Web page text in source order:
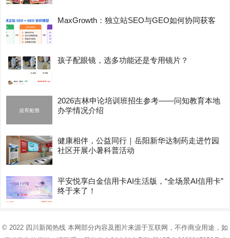
MaxGrowth：独立站SEO与GEO如何协同获客
孩子配眼镜，选多功能还是专用镜片？
2026吉林申论培训班招生参考——问知教育本地
办学情况介绍
健康相伴，公益同行｜岳阳新华达制药走进竹园
社区开展小暑科普活动
平安悦享白金信用卡AI生活版，“全场景AI信用卡”
终于来了！
© 2022 四川新闻热线本网部分内容及图片来源于互联网，不作商业用途，如